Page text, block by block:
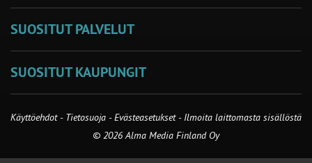
SUOSITUT PALVELUT
SUOSITUT KAUPUNGIT
Käyttöehdot - Tietosuoja -Evästeasetukset- Ilmoita laittomasta sisällöstä
© 2026 Alma Media Finland Oy